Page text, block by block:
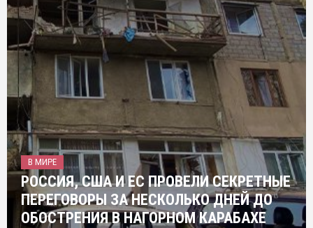
В МИРЕ
РОССИЯ, США И ЕС ПРОВЕЛИ СЕКРЕТНЫЕ
ПЕРЕГОВОРЫ ЗА НЕСКОЛЬКО ДНЕЙ ДО
ОБОСТРЕНИЯ В НАГОРНОМ КАРАБАХЕ